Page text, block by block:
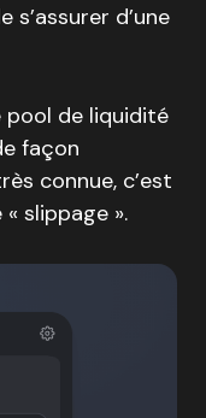
d’une
pool de liquidité
façon
connue, c’est
slippage ».